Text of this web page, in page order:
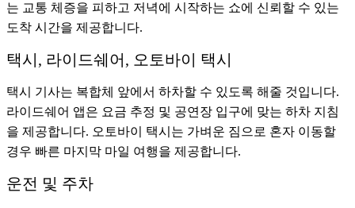
는 교통 체증을 피하고 저녁에 시작하는 쇼에 신뢰할 수 있는
도착 시간을 제공합니다.
택시, 라이드쉐어, 오토바이 택시
택시 기사는 복합체 앞에서 하차할 수 있도록 해줄 것입니다.
라이드쉐어 앱은 요금 추정 및 공연장 입구에 맞는 하차 지침
을 제공합니다. 오토바이 택시는 가벼운 짐으로 혼자 이동할
경우 빠른 마지막 마일 여행을 제공합니다.
운전 및 주차